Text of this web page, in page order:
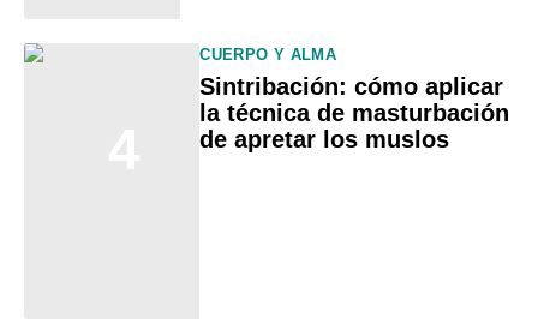
CUERPO Y ALMA
Sintribación: cómo aplicar
la técnica de masturbación
de apretar los muslos